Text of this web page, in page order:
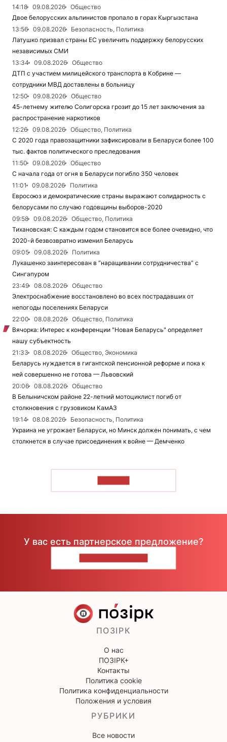
14:18
09.08.2026
Общество
Двое белорусских альпинистов пропало в горах Кыргызстана
13:56
09.08.2026
Безопасность, Политика
Латушко призвал страны ЕС увеличить поддержку белорусских
независимых СМИ
13:34
09.08.2026
Общество
ДТП с участием милицейского транспорта в Кобрине —
сотрудники МВД доставлены в больницу
12:50
09.08.2026
Общество
45-летнему жителю Солигорска грозит до 15 лет заключения за
распространение наркотиков
12:26
09.08.2026
Общество, Политика
С 2020 года правозащитники зафиксировали в Беларуси более 100
тыс. фактов политического преследования
11:50
09.08.2026
Общество
С начала года от огня в Беларуси погибло 350 человек
11:01
09.08.2026
Политика
Евросоюз и демократические страны выражают солидарность с
белорусами по случаю годовщины выборов-2020
09:58
09.08.2026
Общество, Политика
Тихановская: С каждым годом становится все более очевидно, что
2020-й безвозвратно изменил Беларусь
09:05
09.08.2026
Политика
Лукашенко заинтересован в “наращивании сотрудничества” с
Сингапуром
23:49
08.08.2026
Общество
Электроснабжение восстановлено во всех пострадавших от
непогоды поселениях Беларуси
22:00
08.08.2026
Общество, Политика
Вячорка: Интерес к конференции "Новая Беларусь" определяет
нашу субъектность
21:33
08.08.2026
Общество, Экономика
Беларусь нуждается в гигантской пенсионной реформе и пока к
ней совершенно не готова — Львовский
20:06
08.08.2026
Общество
В Белыничском районе 22-летний мотоциклист погиб от
столкновения с грузовиком КамАЗ
19:14
08.08.2026
Безопасность, Политика
Украина не угрожает Беларуси, но Минск должен понимать, с чем
столкнется в случае присоединения к войне — Демченко
У вас есть партнерское предложение?
ПОЗІРК
О нас
ПОЗІРК+
Контакты
Политика cookie
Политика конфиденциальности
Положения и условия
РУБРИКИ
Все новости